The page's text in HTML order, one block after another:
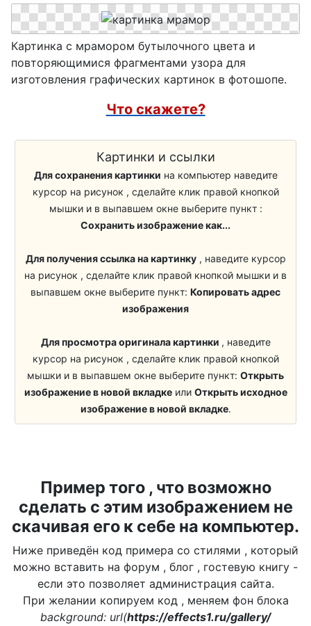
Картинка с мрамором бутылочного цвета и
повторяющимися фрагментами узора для
изготовления графических картинок в фотошопе.
Что скажете?
Картинки и ссылки
Для сохранения картинки на компьютер наведите
курсор на рисунок , сделайте клик правой кнопкой
мышки и в выпавшем окне выберите пункт :
Сохранить изображение как...
Для получения ссылка на картинку, наведите курсор
на рисунок , сделайте клик правой кнопкой мышки и в
выпавшем окне выберите пункт: Копировать адрес
изображения
Для просмотра оригинала картинки , наведите
курсор на рисунок , сделайте клик правой кнопкой
мышки и в выпавшем окне выберите пункт: Открыть
изображение в новой вкладкеили Открыть исходное
изображение в новой вкладке.
Пример того , что возможно
сделать с этим изображением не
скачивая его к себе на компьютер.
Ниже приведён код примера со стилями , который
можно вставить на форум , блог , гостевую книгу -
если это позволяет администрация сайта.
При желании копируем код , меняем фон блока
background: url(https://effects1.ru/gallery/